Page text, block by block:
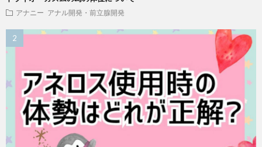
アナニー アナル開発・前立腺開発